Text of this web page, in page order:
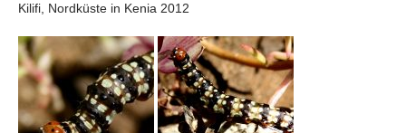
Kilifi, Nordküste in Kenia 2012